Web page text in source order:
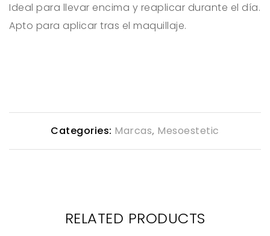
Ideal para llevar encima y reaplicar durante el día.
Apto para aplicar tras el maquillaje.
Categories: Marcas, Mesoestetic
RELATED PRODUCTS